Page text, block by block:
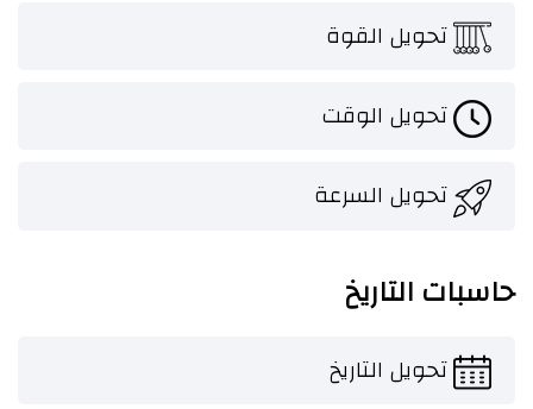
تحويل القوة
تحويل الوقت
تحويل السرعة
حاسبات التاريخ
تحويل التاريخ